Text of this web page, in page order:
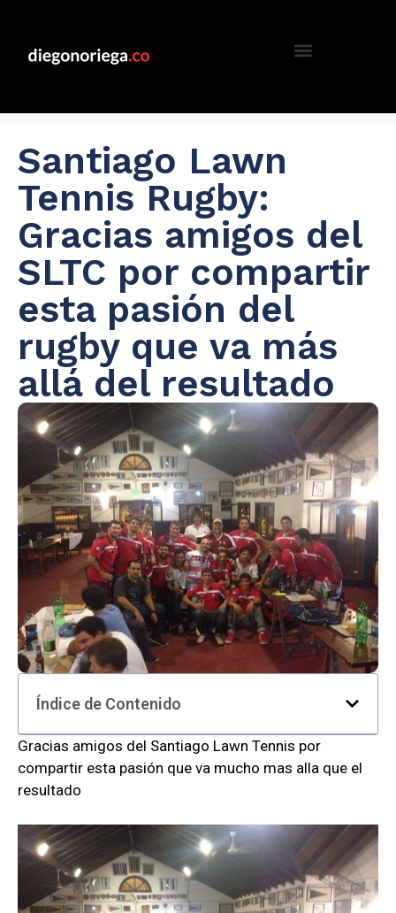
Santiago Lawn
Tennis Rugby:
Gracias amigos del
SLTC por compartir
esta pasión del
rugby que va más
allá del resultado
Índice de Contenido
Gracias amigos del Santiago Lawn Tennis por
compartir esta pasión que va mucho mas alla que el
resultado